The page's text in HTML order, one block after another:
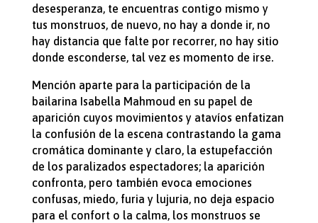
desesperanza, te encuentras contigo mismo y
tus monstruos, de nuevo, no hay a donde ir, no
hay distancia que falte por recorrer, no hay sitio
donde esconderse, tal vez es momento de irse.
Mención aparte para la participación de la
bailarina Isabella Mahmoud en su papel de
aparición cuyos movimientos y atavíos enfatizan
la confusión de la escena contrastando la gama
cromática dominante y claro, la estupefacción
de los paralizados espectadores; la aparición
confronta, pero también evoca emociones
confusas, miedo, furia y lujuria, no deja espacio
para el confort o la calma, los monstruos se